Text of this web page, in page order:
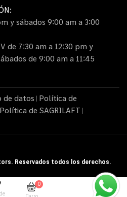
y sábados 9:00 am a 3:00
de 7:30 am a 12:30 pm y
de 9:00 am a 11:45
datos | Política de
Política de SAGRILAFT |
Reservados todos los derechos.
0